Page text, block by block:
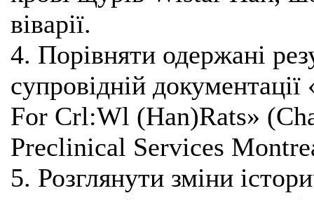
віварії.
4. Порівняти одержані
супровідній
For Crl:Wl (Han)Rats»
Preclinical Services
5. Розглянути зміни